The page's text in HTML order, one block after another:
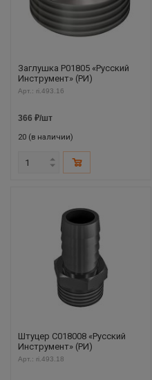
Заглушка P01805 «Русский
Инструмент» (РИ)
Арт.: ri.493.16
366 ₽/шт
20 (в наличии)
Штуцер C018008 «Русский
Инструмент» (РИ)
Арт.: ri.493.18